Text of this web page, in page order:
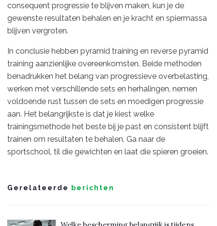
consequent progressie te blijven maken, kun je de
gewenste resultaten behalen en je kracht en spiermassa
blijven vergroten.
In conclusie hebben pyramid training en reverse pyramid
training aanzienlijke overeenkomsten. Beide methoden
benadrukken het belang van progressieve overbelasting,
werken met verschillende sets en herhalingen, nemen
voldoende rust tussen de sets en moedigen progressie
aan. Het belangrijkste is dat je kiest welke
trainingsmethode het beste bij je past en consistent blijft
trainen om resultaten te behalen. Ga naar de
sportschool, til die gewichten en laat die spieren groeien.
Gerelateerde berichten